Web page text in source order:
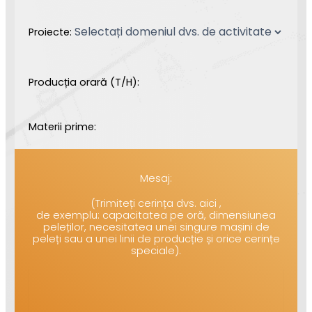
Proiecte:
Producția orară (T/H):
Materii prime:
Mesaj:
(Trimiteți cerința dvs. aici ,
de exemplu: capacitatea pe oră, dimensiunea
peleților, necesitatea unei singure mașini de
peleți sau a unei linii de producție și orice cerințe
speciale).